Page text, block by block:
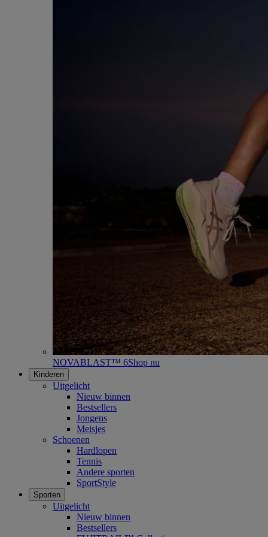
NOVABLAST™ 6Shop nu
Kinderen
Uitgelicht
Nieuw binnen
Bestsellers
Jongens
Meisjes
Schoenen
Hardlopen
Tennis
Andere sporten
SportStyle
Sporten
Uitgelicht
Nieuw binnen
Bestsellers